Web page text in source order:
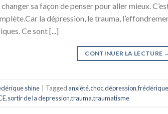
sa façon de penser pour aller mieux.
la dépression, le trauma,
Ce sont [...]
CONTINUER LA LECTURE
shine Tagged anxiété,choc,dépression,
,sortir de la depression,trauma,traumatisme